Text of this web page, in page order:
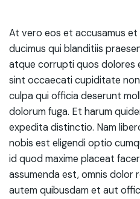
At vero eos et accusamus
ducimus qui blanditiis
atque corrupti quos dolores
sint occaecati cupiditate
culpa qui officia deserunt
dolorum fuga. Et harum
expedita distinctio. Nam
nobis est eligendi optio
id quod maxime placeat
assumenda est, omnis dolor
autem quibusdam et aut